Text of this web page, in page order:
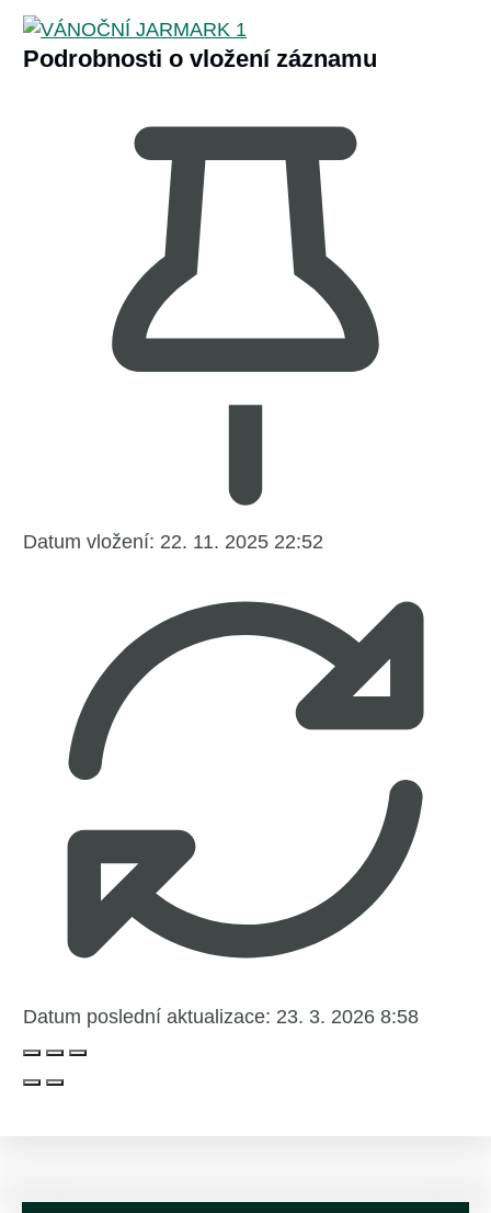
Podrobnosti o vložení záznamu
Datum vložení: 22. 11. 2025 22:52
Datum poslední aktualizace: 23. 3. 2026 8:58